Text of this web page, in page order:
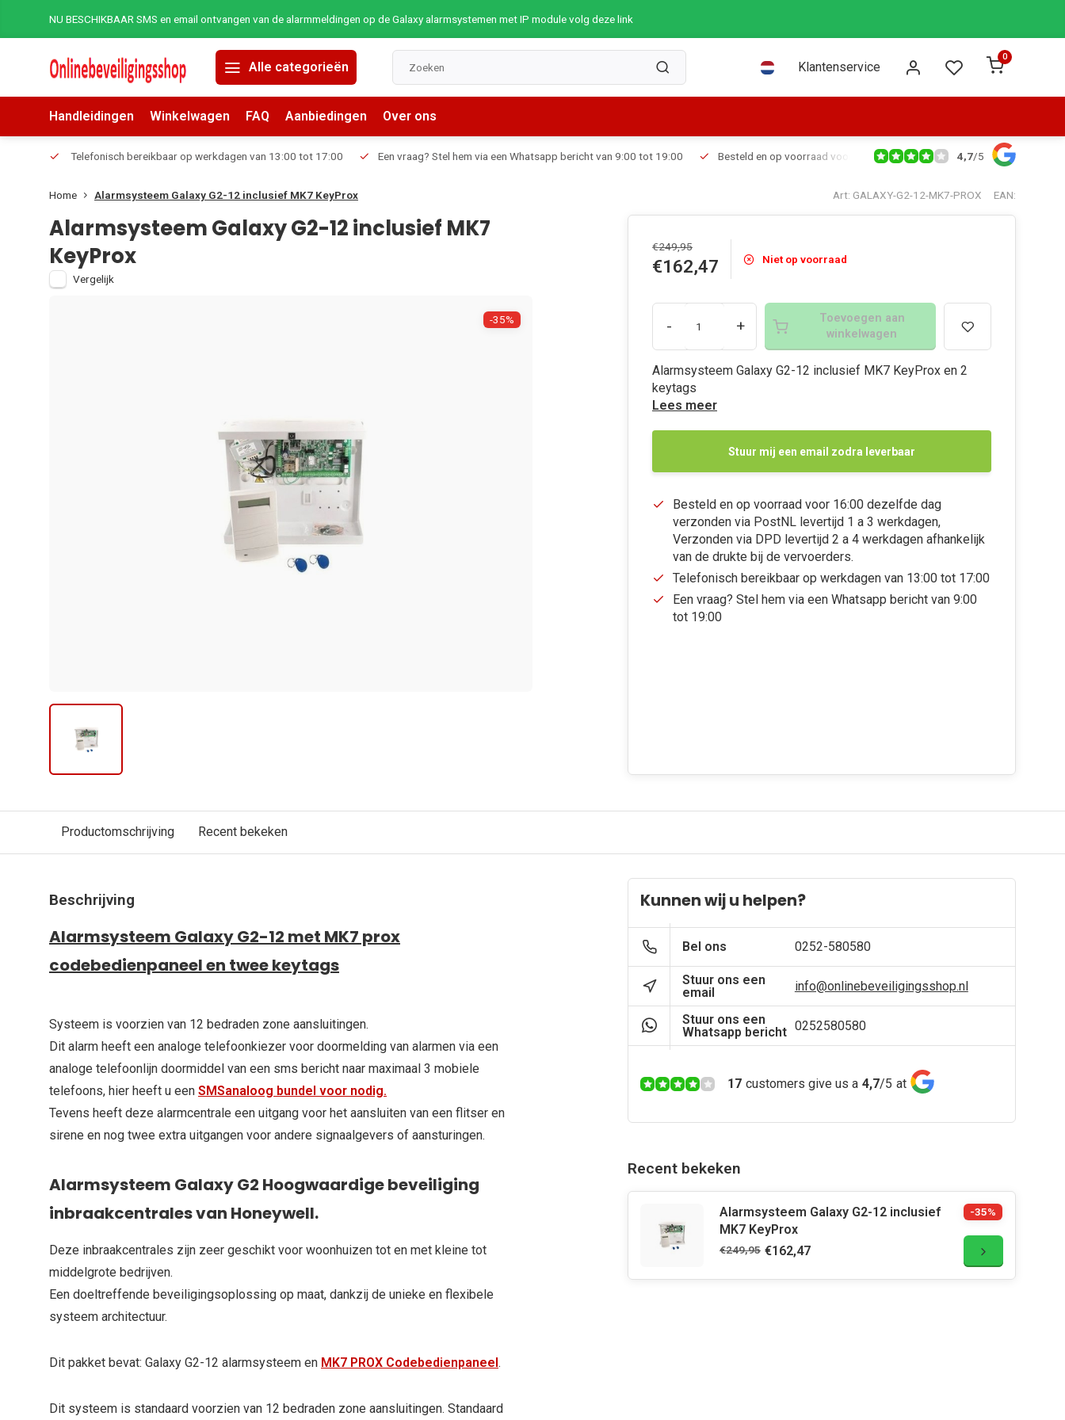
NU BESCHIKBAAR SMS en email ontvangen van de alarmmeldingen op de Galaxy alarmsystemen met IP module volg deze link
Alle categorieën Klantenservice
0
Handleidingen Winkelwagen FAQ Aanbiedingen Over ons
Telefonisch bereikbaar op werkdagen van 13:00 tot 17:00 Een vraag? Stel hem via een Whatsapp bericht van 9:00 tot 19:00 Besteld en op voorraad voor 16:00 dezelfde dag verzonden via PostNL
4,7/5
Home Alarmsysteem Galaxy G2-12 inclusief MK7 KeyProx Art: GALAXY-G2-12-MK7-PROX EAN:
Alarmsysteem Galaxy G2-12 inclusief MK7
KeyProx
Vergelijk
-35%
€249,95
€162,47 Niet op voorraad
- +
Toevoegen aan
winkelwagen
Alarmsysteem Galaxy G2-12 inclusief MK7 KeyProx en 2
keytags
Lees meer
Stuur mij een email zodra leverbaar
Besteld en op voorraad voor 16:00 dezelfde dag
verzonden via PostNL levertijd 1 a 3 werkdagen,
Verzonden via DPD levertijd 2 a 4 werkdagen afhankelijk
van de drukte bij de vervoerders.
Telefonisch bereikbaar op werkdagen van 13:00 tot 17:00
Een vraag? Stel hem via een Whatsapp bericht van 9:00
tot 19:00
Productomschrijving Recent bekeken
Beschrijving
Alarmsysteem Galaxy G2-12 met MK7 prox
codebedienpaneel en twee keytags
Systeem is voorzien van 12 bedraden zone aansluitingen.
Dit alarm heeft een analoge telefoonkiezer voor doormelding van alarmen via een
analoge telefoonlijn doormiddel van een sms bericht naar maximaal 3 mobiele
telefoons, hier heeft u een SMSanaloog bundel voor nodig.
Tevens heeft deze alarmcentrale een uitgang voor het aansluiten van een flitser en
sirene en nog twee extra uitgangen voor andere signaalgevers of aansturingen.
Alarmsysteem Galaxy G2 Hoogwaardige beveiliging
inbraakcentrales van Honeywell.
Deze inbraakcentrales zijn zeer geschikt voor woonhuizen tot en met kleine tot
middelgrote bedrijven.
Een doeltreffende beveiligingsoplossing op maat, dankzij de unieke en flexibele
systeem architectuur.
Dit pakket bevat: Galaxy G2-12 alarmsysteem en MK7 PROX Codebedienpaneel.
Dit systeem is standaard voorzien van 12 bedraden zone aansluitingen. Standaard
Kunnen wij u helpen?
Bel ons 0252-580580
Stuur ons een
email
info@onlinebeveiligingsshop.nl
Stuur ons een
Whatsapp bericht 0252580580
17 customers give us a 4,7/5 at
Recent bekeken
Alarmsysteem Galaxy G2-12 inclusief
MK7 KeyProx
€249,95 €162,47
-35%